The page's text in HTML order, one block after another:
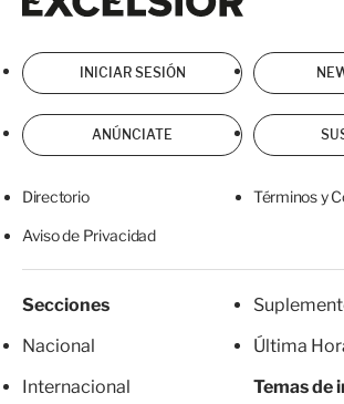
INICIAR SESIÓN
ANÚNCIATE
Directorio Términos y
Aviso de Privacidad
Secciones
Nacional
Internacional
Última
Temas de